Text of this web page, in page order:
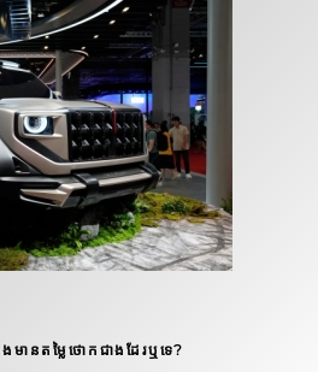
មានតម្លៃថោកជាងដែរឬទេ?